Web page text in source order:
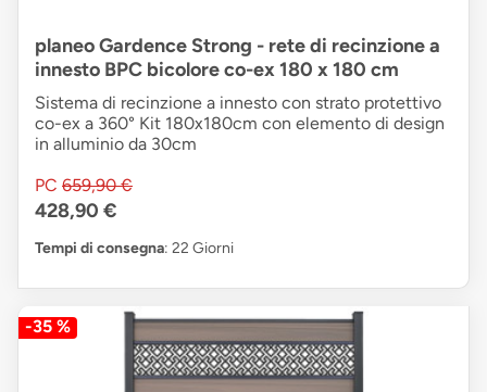
planeo Gardence Strong - rete di recinzione a
innesto BPC bicolore co-ex 180 x 180 cm
Sistema di recinzione a innesto con strato protettivo
co-ex a 360° Kit 180x180cm con elemento di design
in alluminio da 30cm
PC 659,90 €
428,90 €
Tempi di consegna: 22 Giorni
-35 %